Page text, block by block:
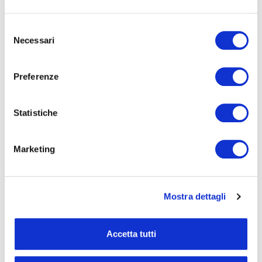
delNecessari
Preferenze
Statistiche
Marketing
Mostra dettagli
Accetta tutti